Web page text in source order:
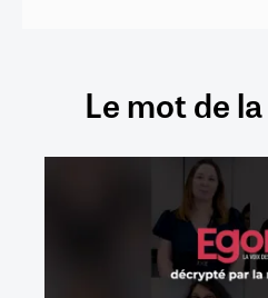
Le mot de